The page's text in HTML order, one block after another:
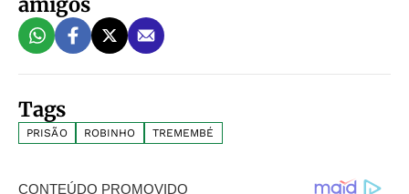
Tags
PRISÃO ROBINHO TREMEMBÉ